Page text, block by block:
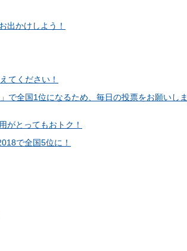
出かけしよう！
てください！
で全国1位になるため、毎日の投票をお願いしま
がとってもおトク！
で全国5位に！